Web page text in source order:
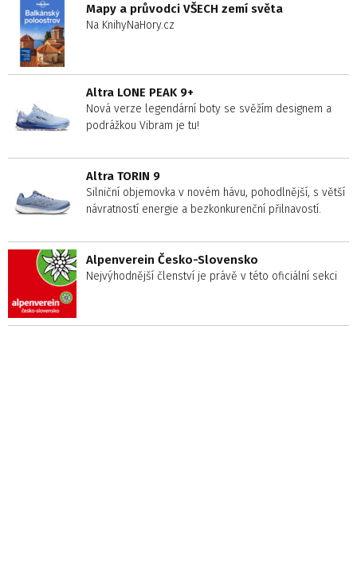
Mapy a průvodci VŠECH zemí světa
Na KnihyNaHory.cz
Altra LONE PEAK 9+
Nová verze legendární boty se svěžím designem a
podrážkou Vibram je tu!
Altra TORIN 9
Silniční objemovka v novém hávu, pohodlnější, s větší
návratností energie a bezkonkurenční přilnavostí.
Alpenverein Česko-Slovensko
Nejvýhodnější členství je právě v této oficiální sekci